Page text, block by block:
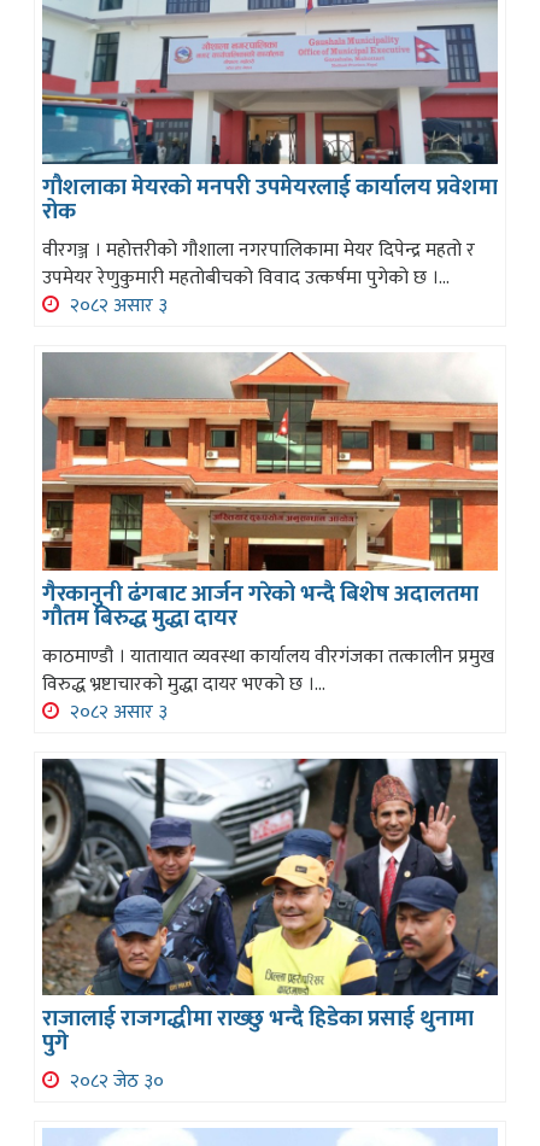
गौशलाका मेयरको मनपरी उपमेयरलाई कार्यालय प्रवेशमा
रोक
वीरगञ्ज । महोत्तरीको गौशाला नगरपालिकामा मेयर दिपेन्द्र महतो र
उपमेयर रेणुकुमारी महतोबीचको विवाद उत्कर्षमा पुगेको छ ।...
२०८२ असार ३
गैरकानुनी ढंगबाट आर्जन गरेको भन्दै बिशेष अदालतमा
गौतम बिरुद्ध मुद्धा दायर
काठमाण्डौ । यातायात व्यवस्था कार्यालय वीरगंजका तत्कालीन प्रमुख
विरुद्ध भ्रष्टाचारको मुद्धा दायर भएको छ ।...
२०८२ असार ३
राजालाई राजगद्धीमा राख्छु भन्दै हिडेका प्रसाई थुनामा
पुगे
२०८२ जेठ ३०